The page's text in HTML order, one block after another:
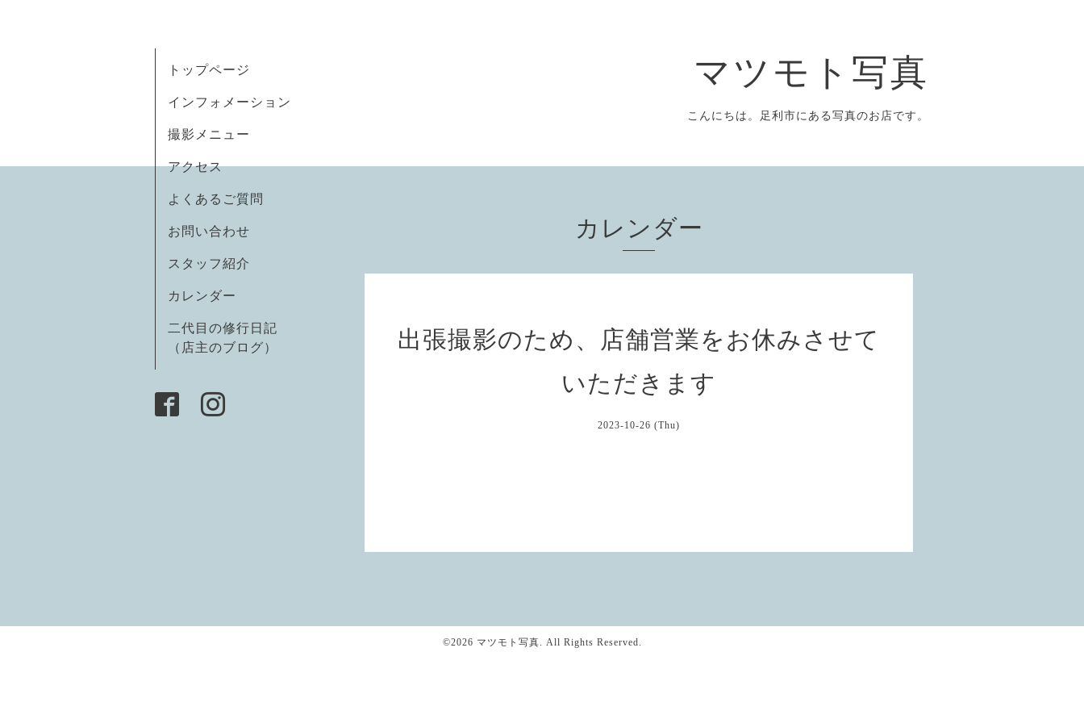
マツモト写真
こんにちは。足利市にある写真のお店です。
トップページ
インフォメーション
撮影メニュー
アクセス
よくあるご質問
お問い合わせ
スタッフ紹介
カレンダー
二代目の修行日記
（店主のブログ）
カレンダー
出張撮影のため、店舗営業をお休みさせて
いただきます
2023-10-26 (Thu)
©2026 マツモト写真 . All Rights Reserved.